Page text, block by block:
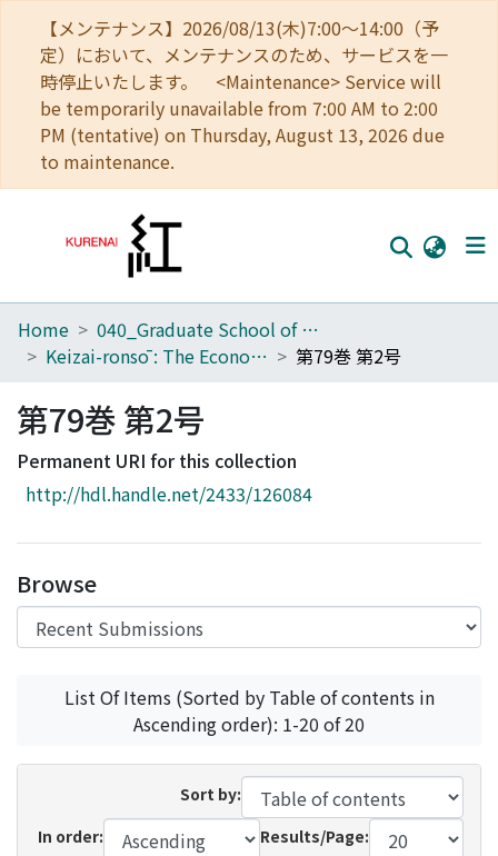
【メンテナンス】2026/08/13(木)7:00～14:00（予
定）において、メンテナンスのため、サービスを一
時停止いたします。 <Maintenance> Service will
be temporarily unavailable from 7:00 AM to 2:00
PM (tentative) on Thursday, August 13, 2026 due
to maintenance.
Home
Browse
Download Ranking
Access Statistics
Home
040_Graduate School of Economics
Keizai-ronsō : The Economic Review
第79巻 第2号
第79巻 第2号
Permanent URI for this collection
http://hdl.handle.net/2433/126084
Browse
List Of Items (Sorted by Table of contents in
Ascending order): 1-20 of 20
Sort by:
In order:
Results/Page: